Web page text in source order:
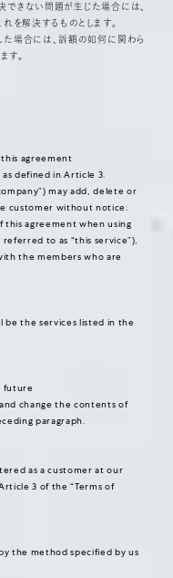
きない問題が生じた場合には、
を解決するものとします。
場合には、訴額の如何に関わら
す。
this agreement
defined in Article 3.
may add, delete or
customer without notice.
this agreement when using
to as “this service”),
the members who are
be the services listed in the
future
change the contents of
paragraph.
as a customer at our
3 of the “Terms of
the method specified by us